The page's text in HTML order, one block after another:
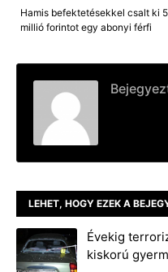
Hamis befektetésekkel csalt ki
millió forintot egy abonyi férfi
LEHET, HOGY EZEK A
Évekig
kiskorú